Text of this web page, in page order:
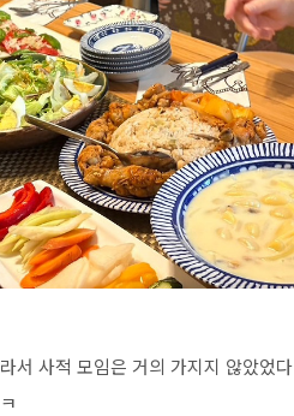
서 사적 모임은 거의 가지지 않았었다